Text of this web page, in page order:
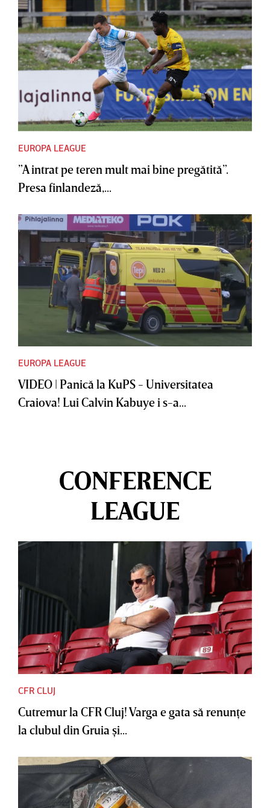
EUROPA LEAGUE
”A intrat pe teren mult mai bine pregătită”.
Presa finlandeză,...
EUROPA LEAGUE
VIDEO | Panică la KuPS - Universitatea
Craiova! Lui Calvin Kabuye i s-a...
CONFERENCE
LEAGUE
CFR CLUJ
Cutremur la CFR Cluj! Varga e gata să renunţe
la clubul din Gruia şi...